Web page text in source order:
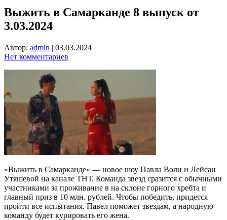
Выжить в Самарканде 8 выпуск от
3.03.2024
Автор: admin | 03.03.2024
Нет комментариев
«Выжить в Самарканде» — новое шоу Павла Воли и Лейсан
Утяшевой на канале ТНТ. Команда звезд сразится с обычными
участниками за проживание в на склоне горного хребта и
главный приз в 10 млн. рублей. Чтобы победить, придется
пройти все испытания. Павел поможет звездам, а народную
команду будет курировать его жена.